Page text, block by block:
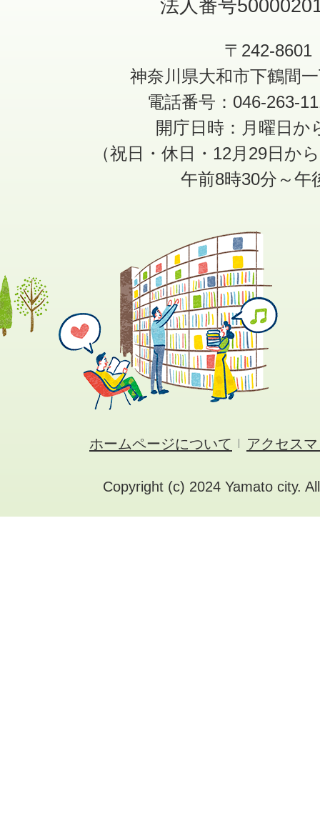
法人番号
〒242-8601
神奈川県大和市下鶴間
電話番号：046-263-
開庁日時：月曜日か
（祝日・休日・12月29日か
午前8時30分～午
ホームページについて アクセス
Copyright (c) 2024 Yamato city.